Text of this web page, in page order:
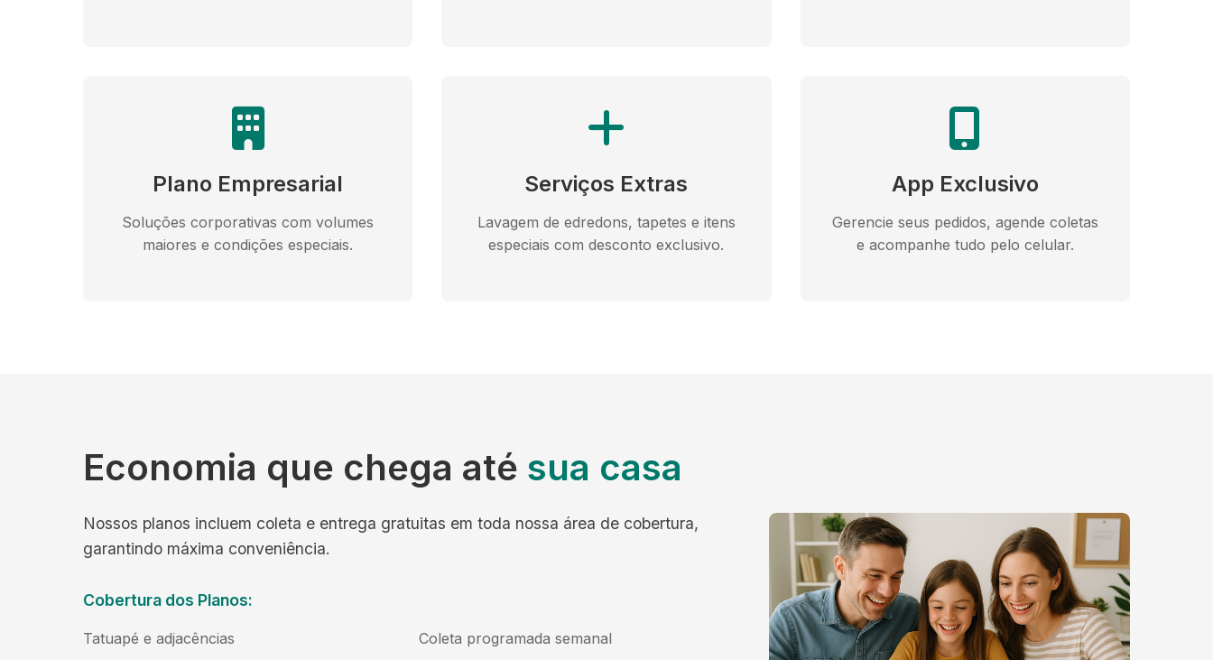
Plano Empresarial
Soluções corporativas com volumes
maiores e condições especiais.
Serviços Extras
Lavagem de edredons, tapetes e itens
especiais com desconto exclusivo.
App Exclusivo
Gerencie seus pedidos, agende coletas
e acompanhe tudo pelo celular.
Economia que chega até sua casa
Nossos planos incluem coleta e entrega gratuitas em toda nossa área de cobertura,
garantindo máxima conveniência.
Cobertura dos Planos:
Tatuapé e adjacências
Coleta programada semanal